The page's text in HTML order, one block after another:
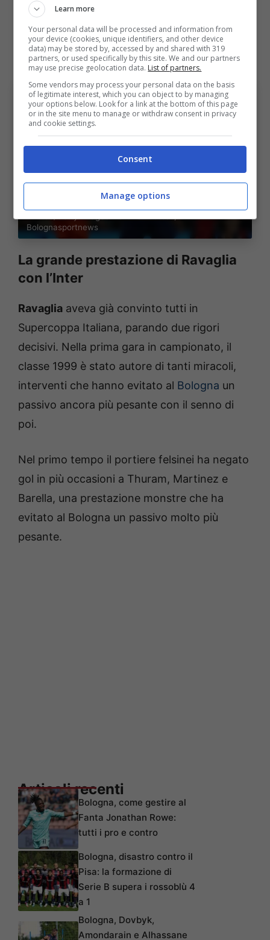
tutti a grandi livelli e non sarà semplice
scegliere quandoSkorupskiritornerà al
meglio della sua condizione.
Bolognasportnews
La grande prestazione di Ravaglia
con l’Inter
Ravaglia aveva già convinto tutti in
Supercoppa Italiana, parando due rigori
decisivi. Nella prima gara in campionato, il
classe 1999 è stato autore di tanti miracoli,
interventi che hanno evitato al Bologna un
passivo ancora più pesante con il senno di
poi.
Nel primo tempo il portiere felsinei ha negato
gol in più occasioni a Thuram, Martinez e
Barella, una prestazione monstre che ha
evitato al Bologna un passivo molto più
pesante.
Articoli recenti
Bologna, come gestire al
Fanta Jonathan Rowe:
tutti i pro e contro
Bologna, disastro contro il
Pisa: la formazione di
Serie B supera i rossoblù 4
a 1
Bologna, Dovbyk,
Amondarain e Alhassane
Learn more
Your personal data will be processed and information from
your device (cookies, unique identifiers, and other device
data) may be stored by, accessed by and shared with 319
partners, or used specifically by this site. We and our partners
may use precise geolocation data. List of partners.
Some vendors may process your personal data on the basis
of legitimate interest, which you can object to by managing
your options below. Look for a link at the bottom of this page
or in the site menu to manage or withdraw consent in privacy
and cookie settings.
Consent
Manage options